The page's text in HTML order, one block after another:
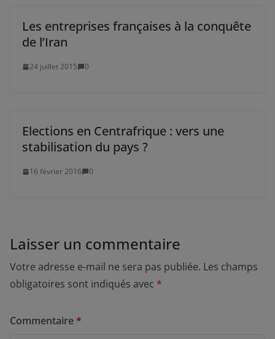
Les entreprises françaises à la conquête
de l’Iran
24 juillet 2015 0
Elections en Centrafrique : vers une
stabilisation du pays ?
16 février 2016 0
Laisser un commentaire
Votre adresse e-mail ne sera pas publiée. Les champs
obligatoires sont indiqués avec *
Commentaire*